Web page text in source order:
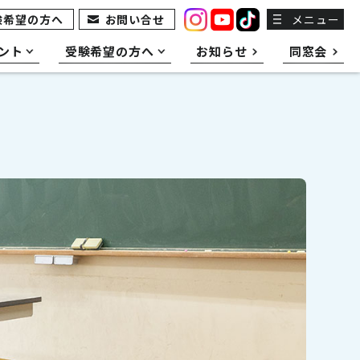
ト 受験希望の方へ お知らせ 同窓会
希望の方へ お問い合せ メニュー